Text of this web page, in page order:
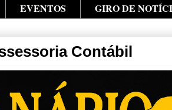
EVENTOS GIRO DE
Contábil